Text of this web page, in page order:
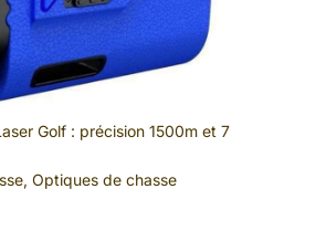
Golf : précision 1500m et 7
, Optiques de chasse